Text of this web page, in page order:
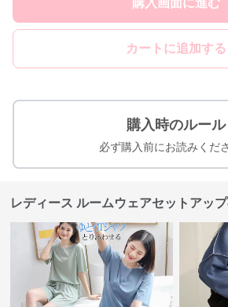
購入画面に進む
カートに追加する
購入時のルール
必ず購入前にお読みくだ
レディース ルームウェアセットアッ